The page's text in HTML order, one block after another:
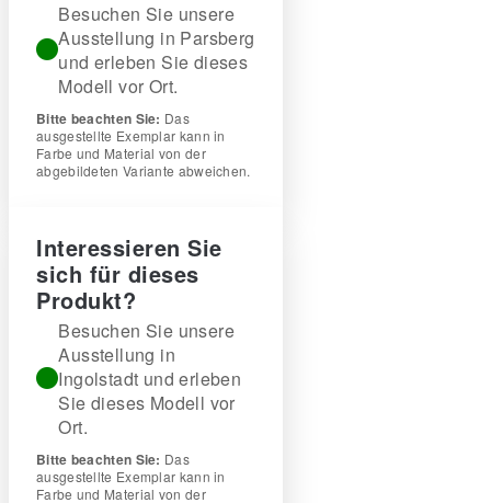
Besuchen Sie unsere
Ausstellung in Parsberg
und erleben Sie dieses
Modell vor Ort.
Bitte beachten Sie: Das
ausgestellte Exemplar kann in
Farbe und Material von der
abgebildeten Variante abweichen.
Interessieren Sie
sich für dieses
Produkt?
Besuchen Sie unsere
Ausstellung in
Ingolstadt und erleben
Sie dieses Modell vor
Ort.
Bitte beachten Sie: Das
ausgestellte Exemplar kann in
Farbe und Material von der